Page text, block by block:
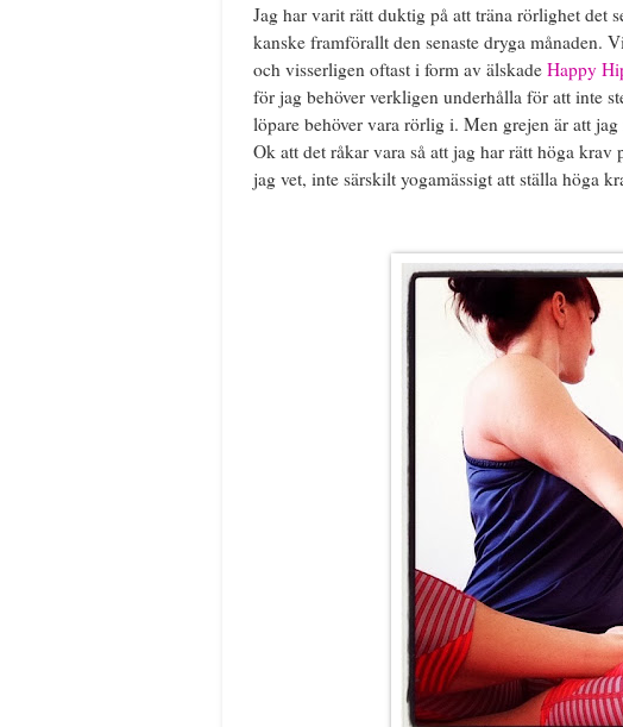
Jag har varit rätt duktig på att träna rörlighet det
kanske framförallt den senaste dryga månaden.
och visserligen oftast i form av älskade Happy
för jag behöver verkligen underhålla för att inte
löpare behöver vara rörlig i. Men grejen är att
Ok att det råkar vara så att jag har rätt höga
jag vet, inte särskilt yogamässigt att ställa höga